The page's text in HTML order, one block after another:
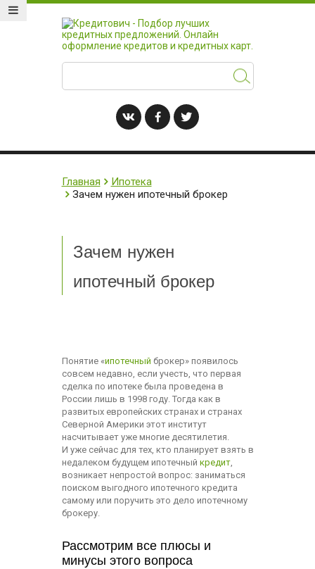
Главная
Ипотека
Зачем нужен ипотечный брокер
Зачем нужен
ипотечный брокер
Понятие «ипотечный брокер» появилось
совсем недавно, если учесть, что первая
сделка по ипотеке была проведена в
России лишь в 1998 году. Тогда как в
развитых европейских странах и странах
Северной Америки этот институт
насчитывает уже многие десятилетия.
И уже сейчас для тех, кто планирует взять в
недалеком будущем ипотечный кредит,
возникает непростой вопрос: заниматься
поиском выгодного ипотечного кредита
самому или поручить это дело ипотечному
брокеру.
Рассмотрим все плюсы и
минусы этого вопроса